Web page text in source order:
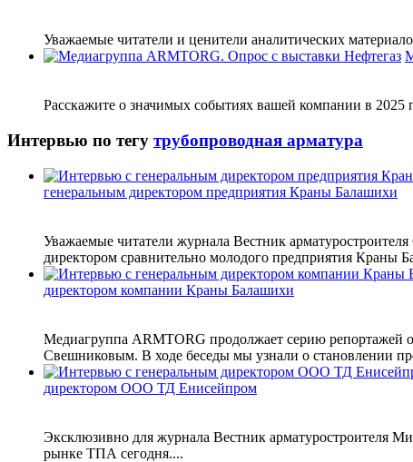
Уважаемые читатели и ценители аналитических
Расскажите о значимых событиях вашей компании в 2025
Интервью по тегу трубопроводная арматура
генеральным директором предприятия Краны Балашихи
Уважаемые читатели журнала Вестник
директором сравнительно молодого предприятия Краны
директором компании Краны Балашихи
Медиагруппа ARMTORG продолжает серию репортажей
Свешниковым. В ходе беседы мы узнали о становлении
директором ООО ТД Енисейпром
Эксклюзивно для журнала Вестник арматуростроителя
рынке ТПА сегодня....